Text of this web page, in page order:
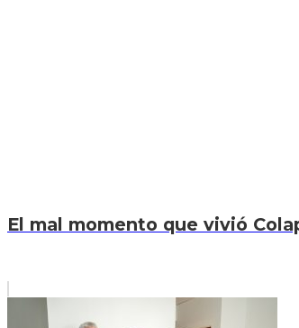
El mal momento que vivió